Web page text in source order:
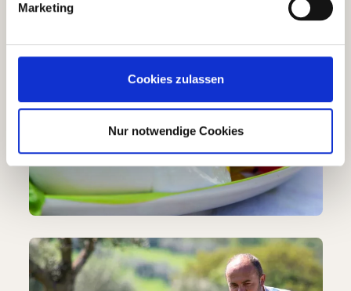
Marketing
Cookies zulassen
Nur notwendige Cookies
Bildergalerie überspringen